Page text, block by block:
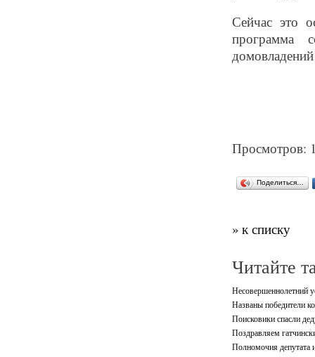
Сейчас это
программа
Просмотров:
Поделиться…
» к списку
Читайте
Несовершеннолетний
Названы победители
Поисковики спасли
Поздравляем
Полномочия депутата